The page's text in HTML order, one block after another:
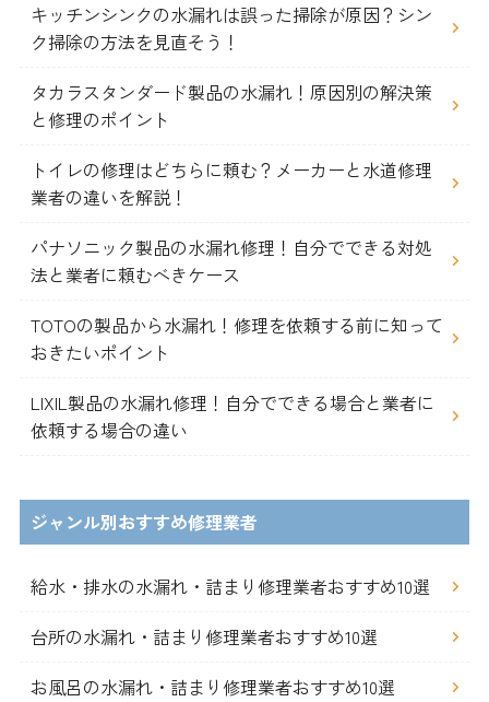
キッチンシンクの水漏れは誤った掃除が原因？シン
ク掃除の方法を見直そう！
タカラスタンダード製品の水漏れ！原因別の解決策
と修理のポイント
トイレの修理はどちらに頼む？メーカーと水道修理
業者の違いを解説！
パナソニック製品の水漏れ修理！自分でできる対処
法と業者に頼むべきケース
TOTOの製品から水漏れ！修理を依頼する前に知って
おきたいポイント
LIXIL製品の水漏れ修理！自分でできる場合と業者に
依頼する場合の違い
ジャンル別おすすめ修理業者
給水・排水の水漏れ・詰まり修理業者おすすめ10選
台所の水漏れ・詰まり修理業者おすすめ10選
お風呂の水漏れ・詰まり修理業者おすすめ10選